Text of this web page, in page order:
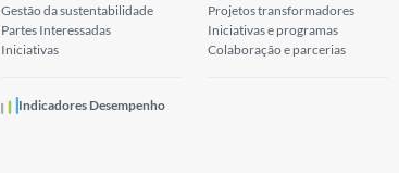
Gestão da sustentabilidade
Partes Interessadas
Iniciativas
Indicadores Desempenho
Projetos transformadores
Iniciativas e programas
Colaboração e parcerias